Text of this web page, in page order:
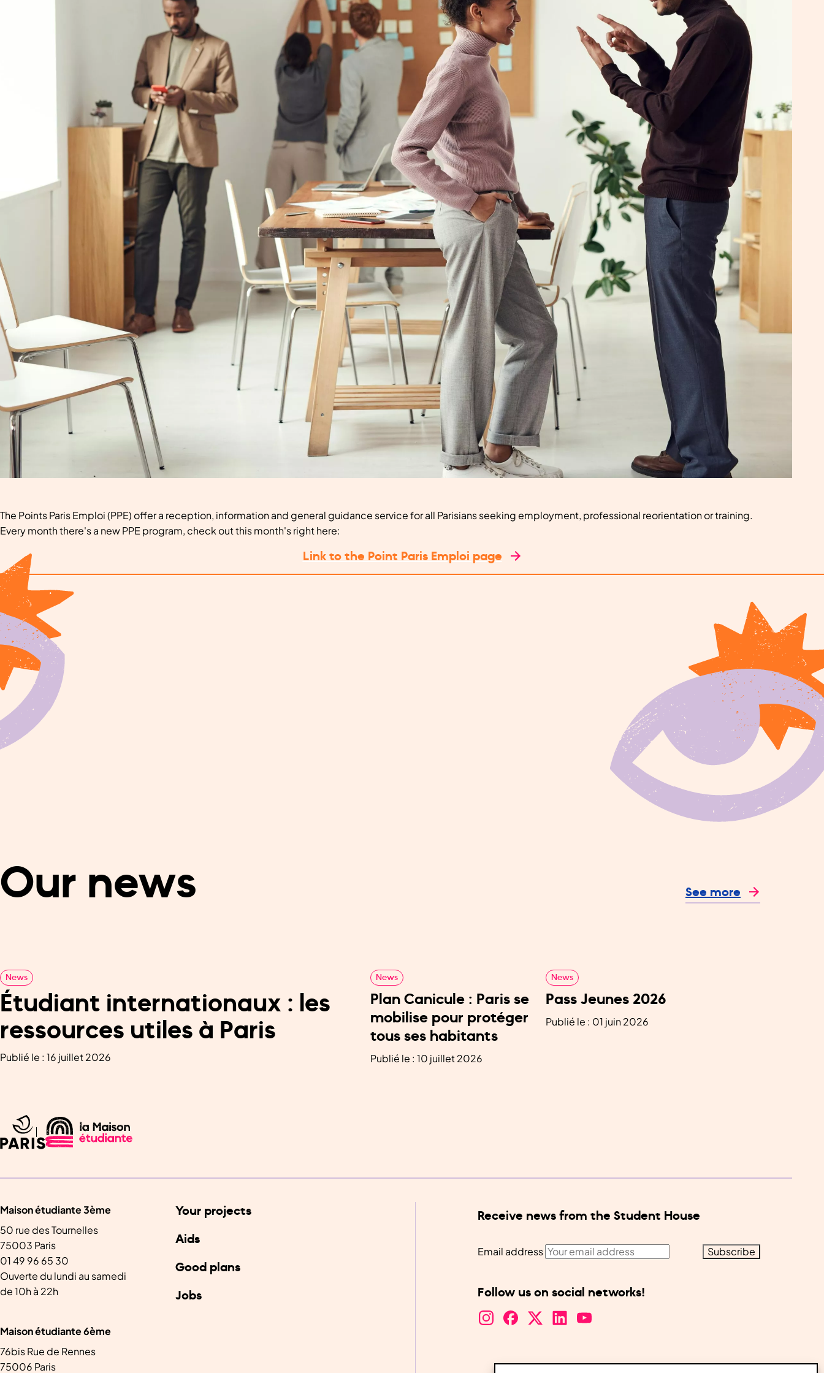
The Points Paris Emploi (PPE) offer a reception, information and general guidance service for all Parisians seeking employment, professional reorientation or training.
Every month there's a new PPE program, check out this month's right here:
Link to the Point Paris Emploi page
Our news See more
News
Étudiant internationaux : les
ressources utiles à Paris
Publié le : 16 juillet 2026
News
Plan Canicule : Paris se
mobilise pour protéger
tous ses habitants
Publié le : 10 juillet 2026
News
Pass Jeunes 2026
Publié le : 01 juin 2026
Maison étudiante 3ème
50 rue des Tournelles
75003 Paris
01 49 96 65 30
Ouverte du lundi au samedi
de 10h à 22h
Maison étudiante 6ème
76bis Rue de Rennes
75006 Paris
Your projects
Aids
Good plans
Jobs
Receive news from the Student House
Email address
Follow us on social networks!